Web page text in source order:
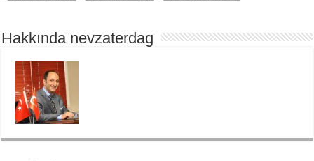
Hakkında nevzaterdag